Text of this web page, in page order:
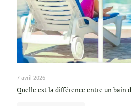
7 avril 2026
Quelle est la différence entre un bain